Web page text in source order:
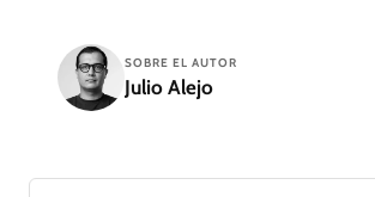
SOBRE EL AUTOR
Julio Alejo